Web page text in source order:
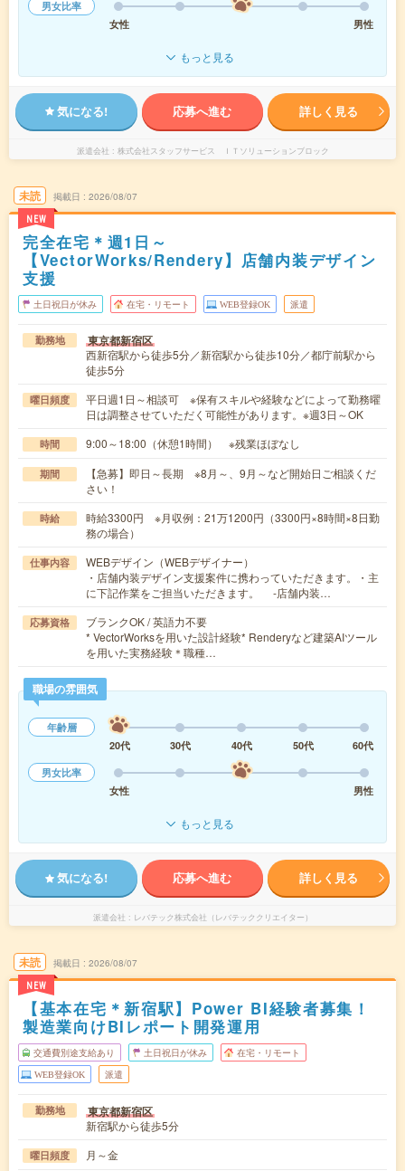
男女比率
女性
男性
もっと見る
気になる! 応募へ進む 詳しく見る
派遣会社 株式会社スタッフサービス ＩＴソリューションブロック
未読
NEW
掲載日 2026/08/07
完全在宅＊週1日～
【VectorWorks/Rendery】店舗内装デザイン
支援
土日祝日が休み 在宅・リモート WEB登録OK 派遣
勤務地 東京都新宿区
西新宿駅から徒歩5分／新宿駅から徒歩10分／都庁前駅から
徒歩5分
曜日頻度
平日週1日～相談可 ※保有スキルや経験などによって勤務曜
日は調整させていただく可能性があります。※週3日～OK
時間 9:00～18:00（休憩1時間） ※残業ほぼなし
期間
【急募】即日～長期 ※8月～、9月～など開始日ご相談くだ
さい！
時給
時給3300円 ※月収例：21万1200円（3300円×8時間×8日勤
務の場合）
仕事内容
WEBデザイン（WEBデザイナー）
・店舗内装デザイン支援案件に携わっていただきます。・主
に下記作業をご担当いただきます。 -店舗内装…
応募資格
ブランクOK / 英語力不要
* VectorWorksを用いた設計経験* Renderyなど建築AIツール
を用いた実務経験＊職種…
職場の雰囲気
年齢層
20代
30代 40代 50代
60代
男女比率
女性
男性
もっと見る
気になる! 応募へ進む 詳しく見る
派遣会社 レバテック株式会社（レバテッククリエイター）
未読
NEW
掲載日 2026/08/07
【基本在宅＊新宿駅】Power BI経験者募集！
製造業向けBIレポート開発運用
交通費別途支給あり 土日祝日が休み 在宅・リモート
WEB登録OK 派遣
勤務地 東京都新宿区
新宿駅から徒歩5分
曜日頻度 月～金